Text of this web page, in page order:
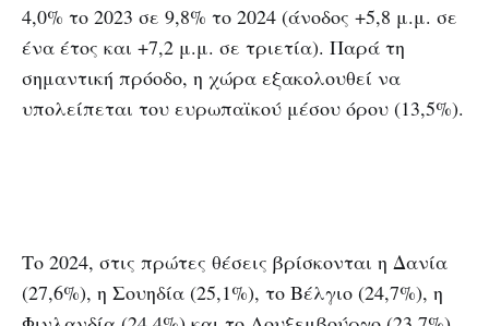
4,0% το 2023 σε 9,8% το 2024 (άνοδος +5,8 μ.μ. σε
ένα έτος και +7,2 μ.μ. σε τριετία). Παρά τη
σημαντική πρόοδο, η χώρα εξακολουθεί να
υπολείπεται του ευρωπαϊκού μέσου όρου (13,5%).
Το 2024, στις πρώτες θέσεις βρίσκονται η Δανία
(27,6%), η Σουηδία (25,1%), το Βέλγιο (24,7%), η